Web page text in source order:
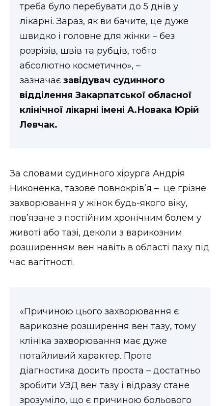
треба було перебувати до 5 днів у
лікарні. Зараз, як ви бачите, це дуже
швидко і головне для жінки – без
розрізів, швів та рубців, тобто
абсолютно косметично», –
зазначає завідувач судинного
відділення Закарпатської обласної
клінічної лікарні імені А.Новака Юрій
Левчак.
За словами судинного хірурга Андрія
Никоненка, тазове повнокрів’я – це грізне
захворювання у жінок будь-якого віку,
пов’язане з постійним хронічним болем у
животі або тазі, деколи з варикозним
розширенням вен навіть в області паху під
час вагітності.
«Причиною цього захворювання є
варикозне розширення вен тазу, тому
клініка захворювання має дуже
потайливий характер. Проте
діагностика досить проста – достатньо
зробити УЗД вен тазу і відразу стане
зрозуміло, що є причиною больового